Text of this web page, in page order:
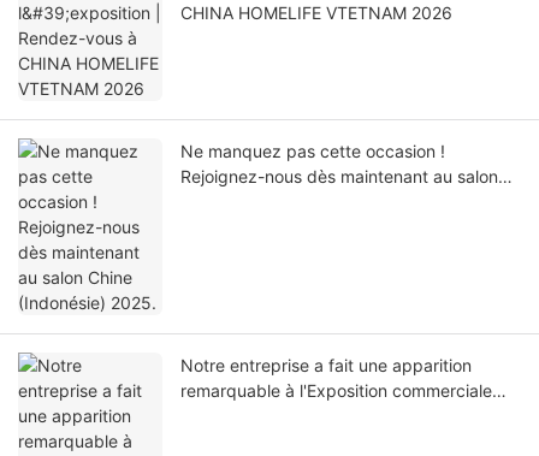
CHINA HOMELIFE VTETNAM 2026
Ne manquez pas cette occasion !
Rejoignez-nous dès maintenant au salon
Notre entreprise a fait une apparition
remarquable à l'Exposition commerciale